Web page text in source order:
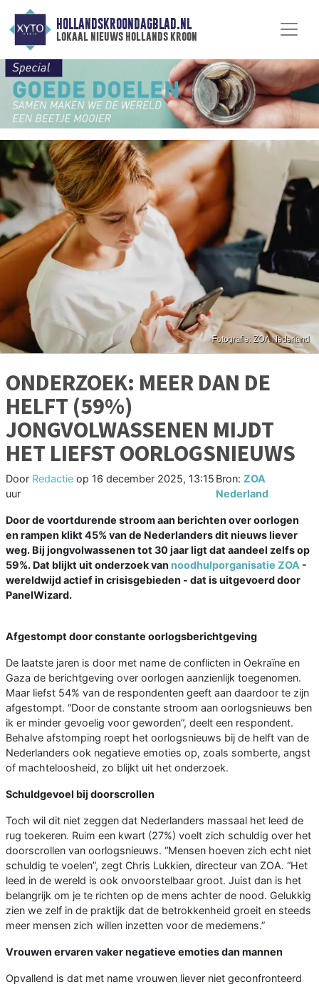
HOLLANDSKROONDAGBLAD.NL
lokaal nieuws hollands kroon
ONDERZOEK: MEER DAN DE
HELFT (59%)
JONGVOLWASSENEN MIJDT
HET LIEFST OORLOGSNIEUWS
Door Redactie op 16 december 2025, 13:15
uur
Bron:ZOA
Nederland
Door de voortdurende stroom aan berichten over oorlogen
en rampen klikt 45% van de Nederlanders dit nieuws liever
weg. Bij jongvolwassenen tot 30 jaar ligt dat aandeel zelfs op
59%. Dat blijkt uit onderzoek van noodhulporganisatie ZOA -
wereldwijd actief in crisisgebieden - dat is uitgevoerd door
PanelWizard.
Afgestompt door constante oorlogsberichtgeving
De laatste jaren is door met name de conflicten in Oekraïne en
Gaza de berichtgeving over oorlogen aanzienlijk toegenomen.
Maar liefst 54% van de respondenten geeft aan daardoor te zijn
afgestompt. “Door de constante stroom aan oorlogsnieuws ben
ik er minder gevoelig voor geworden”, deelt een respondent.
Behalve afstomping roept het oorlogsnieuws bij de helft van de
Nederlanders ook negatieve emoties op, zoals somberte, angst
of machteloosheid, zo blijkt uit het onderzoek.
Schuldgevoel bij doorscrollen
Toch wil dit niet zeggen dat Nederlanders massaal het leed de
rug toekeren. Ruim een kwart (27%) voelt zich schuldig over het
doorscrollen van oorlogsnieuws. “Mensen hoeven zich echt niet
schuldig te voelen”, zegt Chris Lukkien, directeur van ZOA. “Het
leed in de wereld is ook onvoorstelbaar groot. Juist dan is het
belangrijk om je te richten op de mens achter de nood. Gelukkig
zien we zelf in de praktijk dat de betrokkenheid groeit en steeds
meer mensen zich willen inzetten voor de medemens.”
Vrouwen ervaren vaker negatieve emoties dan mannen
Opvallend is dat met name vrouwen liever niet geconfronteerd